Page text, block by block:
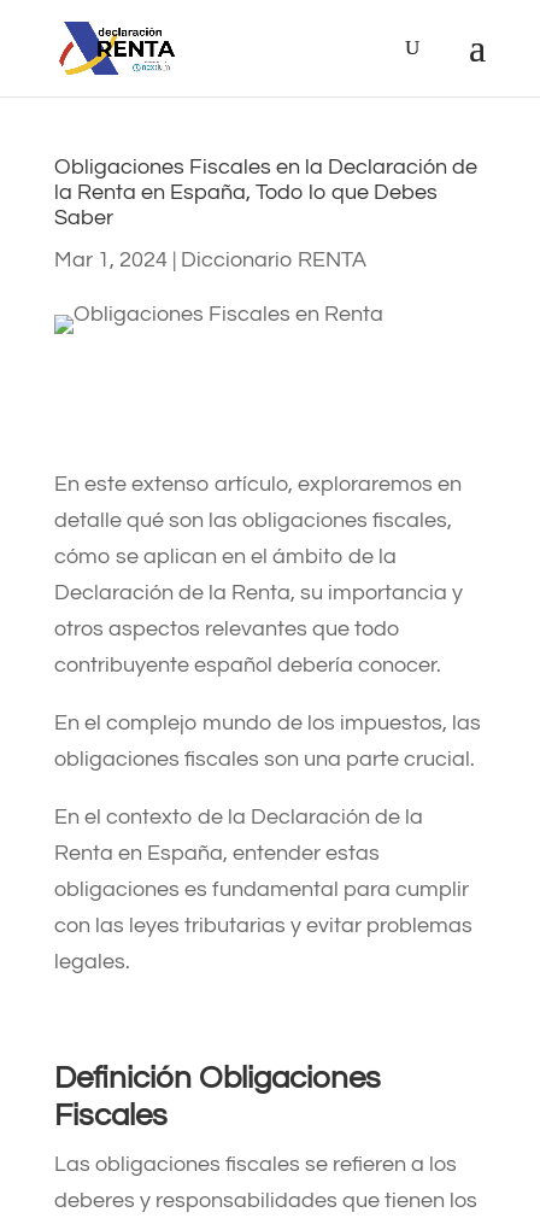
Obligaciones Fiscales en la Declaración de
la Renta en España, Todo lo que Debes
Saber
Mar 1, 2024| Diccionario RENTA
En este extenso artículo, exploraremos en
detalle qué son las obligaciones fiscales,
cómo se aplican en el ámbito de la
Declaración de la Renta, su importancia y
otros aspectos relevantes que todo
contribuyente español debería conocer.
En el complejo mundo de los impuestos, las
obligaciones fiscales son una parte crucial.
En el contexto de la Declaración de la
Renta en España, entender estas
obligaciones es fundamental para cumplir
con las leyes tributarias y evitar problemas
legales.
Definición Obligaciones
Fiscales
Las obligaciones fiscales se refieren a los
deberes y responsabilidades que tienen los